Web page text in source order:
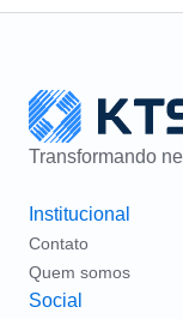
Transformando
Institucional
Contato
Quem somos
Social